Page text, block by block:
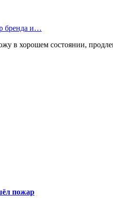
бренда и…
в хорошем состоянии,
пожар